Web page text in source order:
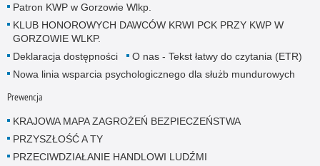
Patron KWP w Gorzowie Wlkp.
KLUB HONOROWYCH DAWCÓW KRWI PCK PRZY KWP W
GORZOWIE WLKP.
Deklaracja dostępności
O nas - Tekst łatwy do czytania (ETR)
Nowa linia wsparcia psychologicznego dla służb mundurowych
Prewencja
KRAJOWA MAPA ZAGROŻEŃ BEZPIECZEŃSTWA
PRZYSZŁOŚĆ A TY
PRZECIWDZIAŁANIE HANDLOWI LUDŹMI